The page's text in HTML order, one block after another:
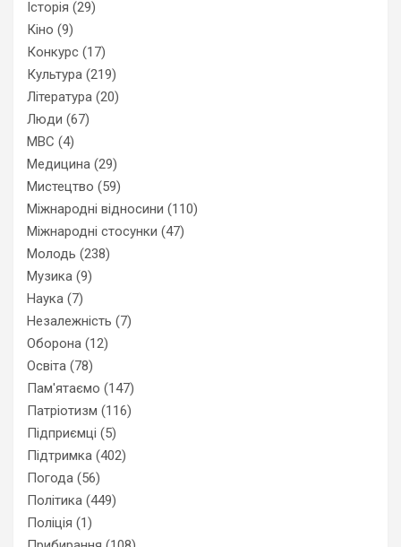
Історія (29)
Кіно (9)
Конкурс (17)
Культура (219)
Література (20)
Люди (67)
МВС (4)
Медицина (29)
Мистецтво (59)
Міжнародні відносини (110)
Міжнародні стосунки (47)
Молодь (238)
Музика (9)
Наука (7)
Незалежність (7)
Оборона (12)
Освіта (78)
Пам'ятаємо (147)
Патріотизм (116)
Підприємці (5)
Підтримка (402)
Погода (56)
Політика (449)
Поліція (1)